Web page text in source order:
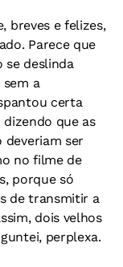
breves e felizes,
Parece que
se deslinda
a
certa
que as
deveriam ser
no filme de
porque só
de transmitir a
dois velhos
perplexa.